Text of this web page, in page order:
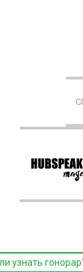
узнать